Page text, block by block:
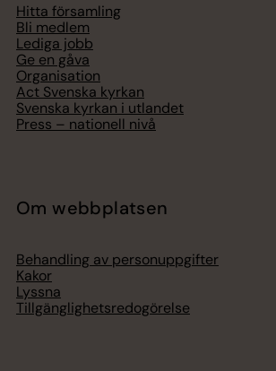
Hitta församling
Bli medlem
Lediga jobb
Ge en gåva
Organisation
Act Svenska kyrkan
Svenska kyrkan i utlandet
Press – nationell nivå
Om webbplatsen
Behandling av personuppgifter
Kakor
Lyssna
Tillgänglighetsredogörelse